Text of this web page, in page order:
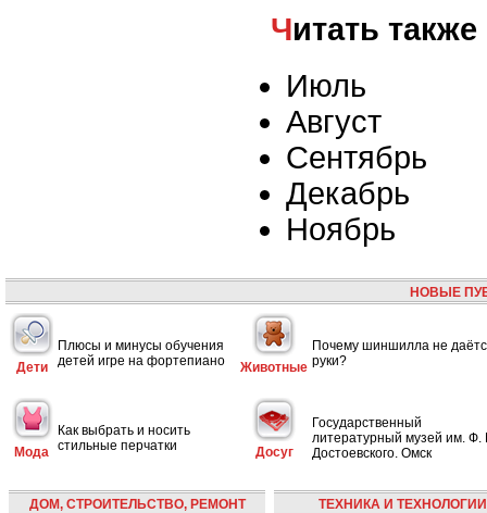
Читать также
Июль
Август
Сентябрь
Декабрь
Ноябрь
НОВЫЕ
Дети
Плюсы и минусы обучения
детей игре на фортепиано
Животные
Почему шиншилла не
руки?
Мода
Как выбрать и носить
стильные перчатки
Досуг
Государственный
литературный музей им. Ф.
Достоевского. Омск
ДОМ, СТРОИТЕЛЬСТВО, РЕМОНТ ТЕХНИКА И ТЕХНОЛОГИИ